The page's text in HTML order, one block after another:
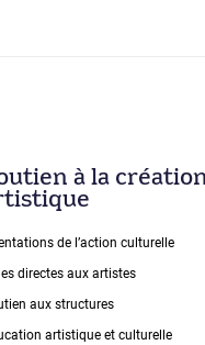
à la
de lʼaction culturelle
directes aux artistes
aux structures
artistique et culturelle